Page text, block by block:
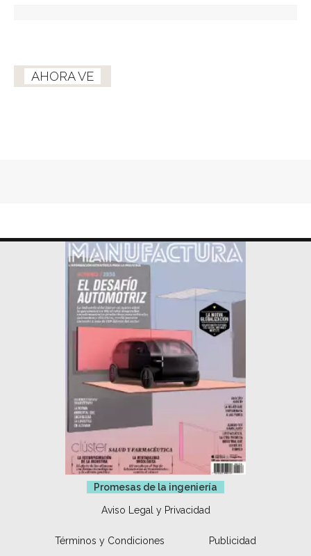
AHORA VE
Promesas de la ingeniería
Aviso Legal y Privacidad
Términos y Condiciones Publicidad